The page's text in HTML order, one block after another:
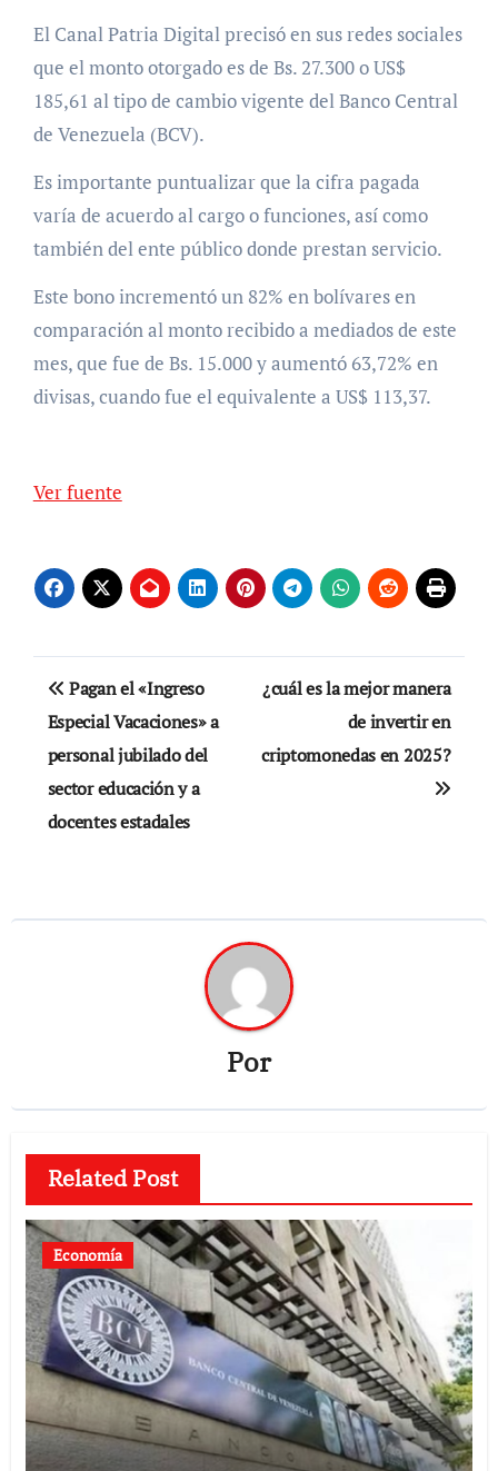
El Canal Patria Digital precisó en sus redes sociales
que el monto otorgado es de Bs. 27.300 o US$
185,61 al tipo de cambio vigente del Banco Central
de Venezuela (BCV).
Es importante puntualizar que la cifra pagada
varía de acuerdo al cargo o funciones, así como
también del ente público donde prestan servicio.
Este bono incrementó un 82% en bolívares en
comparación al monto recibido a mediados de este
mes, que fue de Bs. 15.000 y aumentó 63,72% en
divisas, cuando fue el equivalente a US$ 113,37.
Ver fuente
Navegación
de
entradas
Pagan el «Ingreso
Especial Vacaciones» a
personal jubilado del
sector educación y a
docentes estadales
¿cuál es la mejor manera
de invertir en
criptomonedas en 2025?
Por
Related Post
Economía